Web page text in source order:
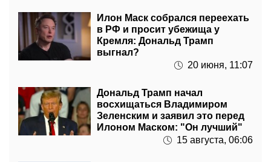
Илон Маск собрался переехать
в РФ и просит убежища у
Кремля: Дональд Трамп
выгнал?
20 июня, 11:07
Дональд Трамп начал
восхищаться Владимиром
Зеленским и заявил это перед
Илоном Маском: "Он лучший"
15 августа, 06:06